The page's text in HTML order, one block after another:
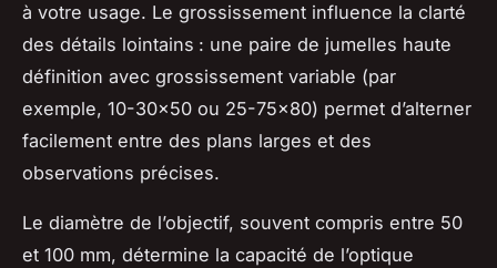
à votre usage. Le grossissement influence la clarté
des détails lointains : une paire de jumelles haute
définition avec grossissement variable (par
exemple, 10-30x50 ou 25-75x80) permet d’alterner
facilement entre des plans larges et des
observations précises.
Le diamètre de l’objectif, souvent compris entre 50
et 100 mm, détermine la capacité de l’optique